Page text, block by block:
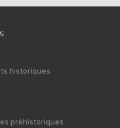
historiques
préhistoriques